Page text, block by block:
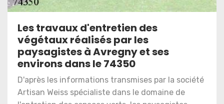
Les travaux d'entretien des
végétaux réalisés par les
paysagistes à Avregny et ses
environs dans le 74350
D'après les informations transmises par la société
Artisan Weiss spécialiste dans le domaine de